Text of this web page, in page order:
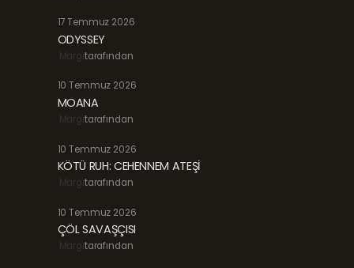
17 Temmuz 2026
ODYSSEY
Margitarafından
10 Temmuz 2026
MOANA
Margitarafından
10 Temmuz 2026
KÖTÜ RUH: CEHENNEM ATEŞİ
Margitarafından
10 Temmuz 2026
ÇÖL SAVAŞÇISI
Margitarafından